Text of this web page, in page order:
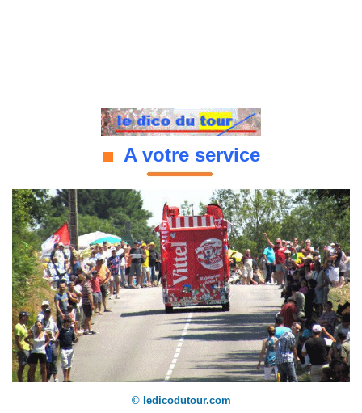
A votre service
© ledicodutour.com